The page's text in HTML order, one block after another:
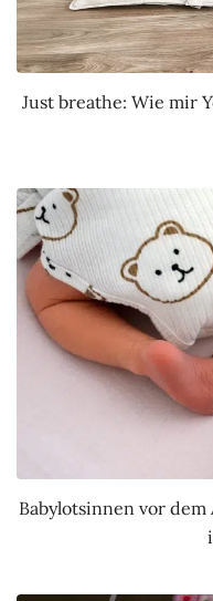
Just breathe: Wie mir
Babylotsinnen vor